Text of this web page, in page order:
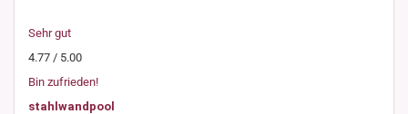
Sehr gut
4.77 / 5.00
Bin zufrieden!
stahlwandpool